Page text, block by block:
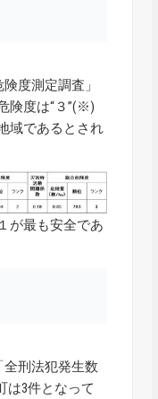
度測定調査」
険度は“３”(※)
域であるとされ
が最も安全であ
全刑法犯発生数
は3件となって